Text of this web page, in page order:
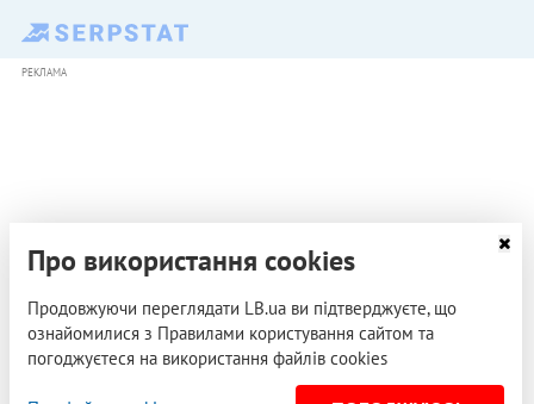
РЕКЛАМА
Про використання cookies
Продовжуючи переглядати LB.ua ви підтверджуєте, що
ознайомилися з Правилами користування сайтом та
погоджуєтеся на використання файлів cookies